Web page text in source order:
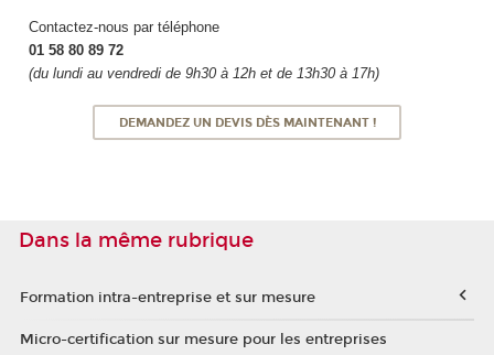
Contactez-nous par téléphone
01 58 80 89 72
(du lundi au vendredi de 9h30 à 12h et de 13h30 à 17h)
DEMANDEZ UN DEVIS DÈS MAINTENANT !
Dans la même rubrique
Formation intra-entreprise et sur mesure
Micro-certification sur mesure pour les entreprises